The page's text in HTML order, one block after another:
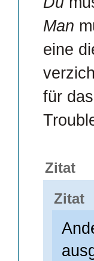
Man
eine
für
Zitat
Zitat